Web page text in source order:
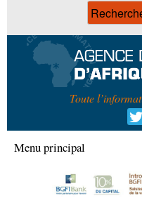
Toute
Menu principal